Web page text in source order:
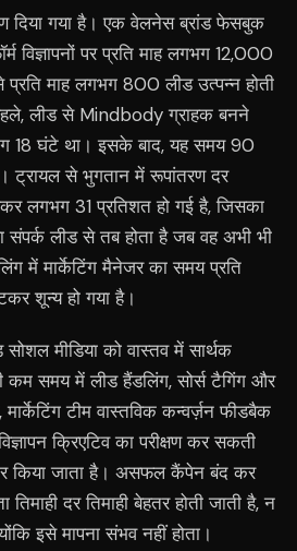
दिया गया है। एक वेलनेस ब्रांड फेसबुक
विज्ञापनों पर प्रति माह लगभग 12,000
माह लगभग 800 लीड उत्पन्न होती
लीड से Mindbody ग्राहक बनने
घंटे था। इसके बाद, यह समय 90
ट्रायल से भुगतान में रूपांतरण दर
लगभग 31 प्रतिशत हो गई है, जिसका
लीड से तब होता है जब वह अभी भी
में मार्केटिंग मैनेजर का समय प्रति
शून्य हो गया है।
मीडिया को वास्तव में सार्थक
कम समय में लीड हैंडलिंग, सोर्स टैगिंग और
टीम वास्तविक कन्वर्ज़न फीडबैक
क्रिएटिव का परीक्षण कर सकती
किया जाता है। असफल कैंपेन बंद कर
दर तिमाही बेहतर होती जाती है, न
इसे मापना संभव नहीं होता।